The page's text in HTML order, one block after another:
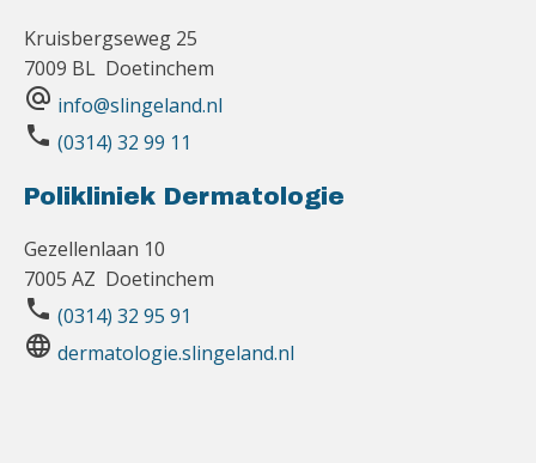
Kruisbergseweg 25
7009 BL Doetinchem
alternate_email info@slingeland.nl
phone (0314) 32 99 11
Polikliniek Dermatologie
Gezellenlaan 10
7005 AZ Doetinchem
phone (0314) 32 95 91
language dermatologie.slingeland.nl